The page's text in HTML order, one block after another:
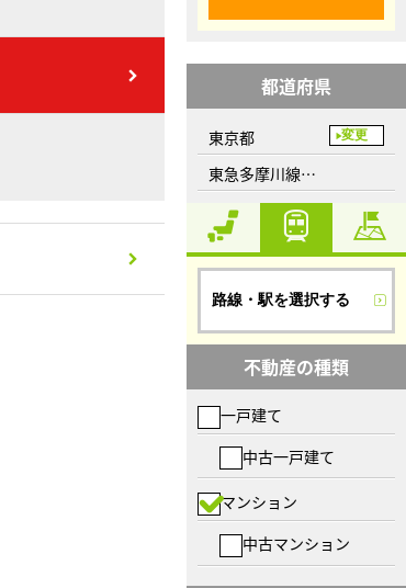
都道府県
東京都 変更
東急多摩川線、多摩川駅
路線・駅を選択する
不動産の種類
一戸建て
中古一戸建て
マンション
中古マンション